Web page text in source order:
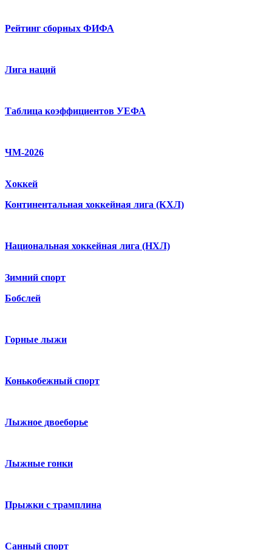
Рейтинг сборных ФИФА
Лига наций
Таблица коэффициентов УЕФА
ЧМ-2026
Хоккей
Континентальная хоккейная лига (КХЛ)
Национальная хоккейная лига (НХЛ)
Зимний спорт
Бобслей
Горные лыжи
Конькобежный спорт
Лыжное двоеборье
Лыжные гонки
Прыжки с трамплина
Санный спорт